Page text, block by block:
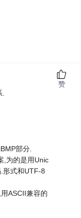
.
部分.
,为的是用Unic
形式和UTF-8
ASCII兼容的
赞